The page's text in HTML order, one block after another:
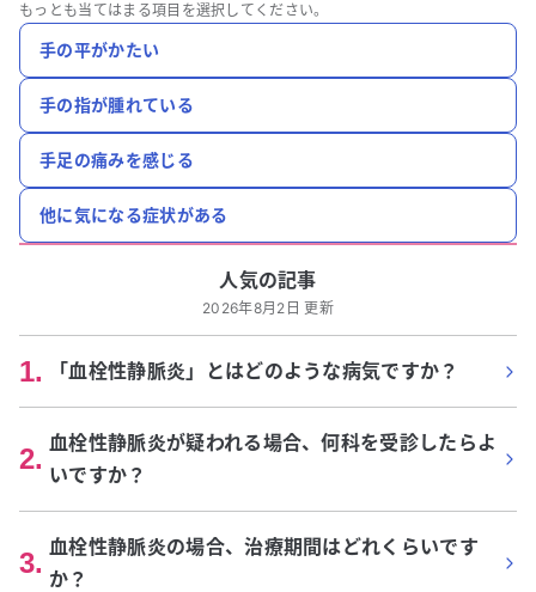
もっとも当てはまる項目を選択してください。
手の平がかたい
手の指が腫れている
手足の痛みを感じる
他に気になる症状がある
人気の記事
2026年8月2日 更新
1. 「血栓性静脈炎」とはどのような病気ですか？
2. 血栓性静脈炎が疑われる場合、何科を受診したらよ
いですか？
3. 血栓性静脈炎の場合、治療期間はどれくらいです
か？